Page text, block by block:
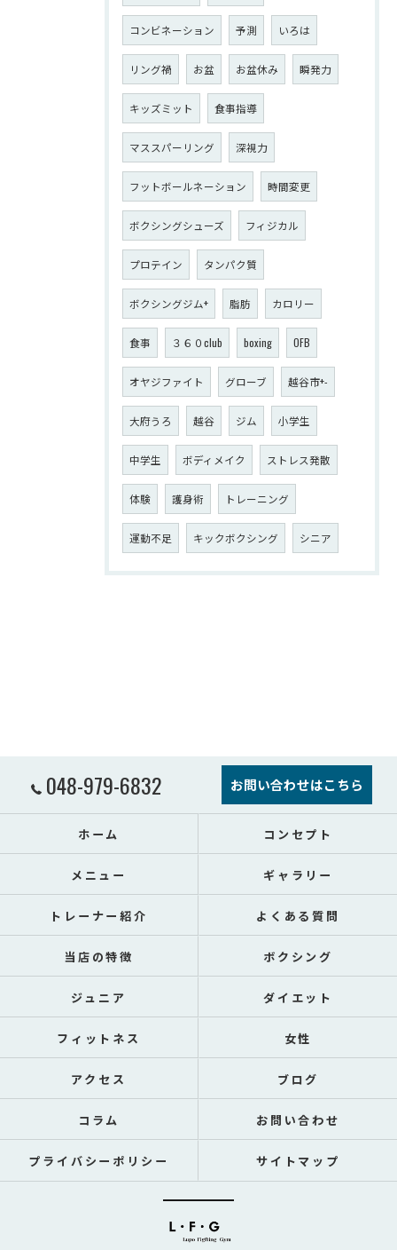
コンビネーション 予測 いろは
リング禍 お盆 お盆休み 瞬発力
キッズミット 食事指導
マススパーリング 深視力
フットボールネーション 時間変更
ボクシングシューズ フィジカル
プロテイン タンパク質
ボクシングジム+ 脂肪 カロリー
食事 ３６０club boxing OFB
オヤジファイト グローブ 越谷市+-
大府うろ 越谷 ジム 小学生
中学生 ボディメイク ストレス発散
体験 護身術 トレーニング
運動不足 キックボクシング シニア
048-979-6832 お問い合わせはこちら
ホーム コンセプト
メニュー ギャラリー
トレーナー紹介 よくある質問
当店の特徴 ボクシング
ジュニア ダイエット
フィットネス 女性
アクセス ブログ
コラム お問い合わせ
プライバシーポリシー サイトマップ